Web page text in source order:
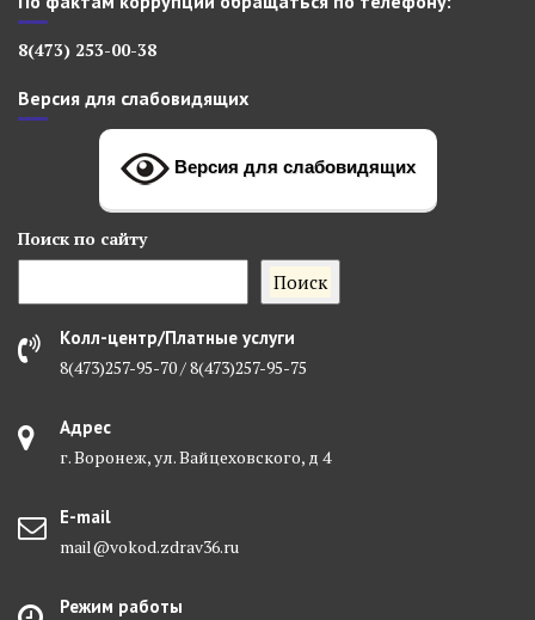
8(473) 253-00-38
Версия для слабовидящих
Версия для слабовидящих
Поиск по сайту
Поиск
Колл-центр/Платные услуги
8(473)257-95-70 / 8(473)257-95-75
Адрес
г. Воронеж, ул. Вайцеховского, д 4
E-mail
mail@vokod.zdrav36.ru
Режим работы